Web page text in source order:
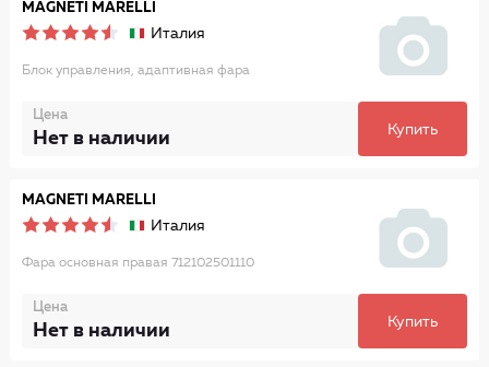
MAGNETI MARELLI
Италия
Блок управления, адаптивная фара
Цена
Нет в наличии Купить
MAGNETI MARELLI
Италия
Фара основная правая 712102501110
Цена
Нет в наличии Купить